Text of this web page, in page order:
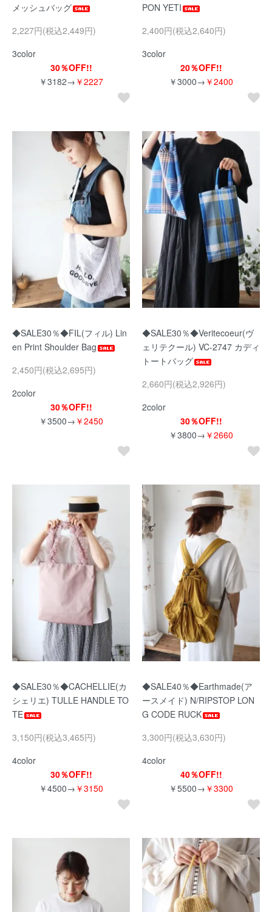
メッシュバッグ
2,227円(税込2,449円)
3color
30％OFF!!
￥3182→ ￥2227
PON YETI
2,400円(税込2,640円)
3color
20％OFF!!
￥3000→ ￥2400
◆SALE30％◆FIL(フィル) Lin
en Print Shoulder Bag
2,450円(税込2,695円)
2color
30％OFF!!
￥3500→ ￥2450
◆SALE30％◆Veritecoeur(ヴ
ェリテクール) VC-2747 カディ
トートバッグ
2,660円(税込2,926円)
2color
30％OFF!!
￥3800→ ￥2660
◆SALE30％◆CACHELLIE(カ
シェリエ) TULLE HANDLE TO
TE
3,150円(税込3,465円)
4color
30％OFF!!
￥4500→ ￥3150
◆SALE40％◆Earthmade(ア
ースメイド) N/RIPSTOP LON
G CODE RUCK
3,300円(税込3,630円)
4color
40％OFF!!
￥5500→ ￥3300